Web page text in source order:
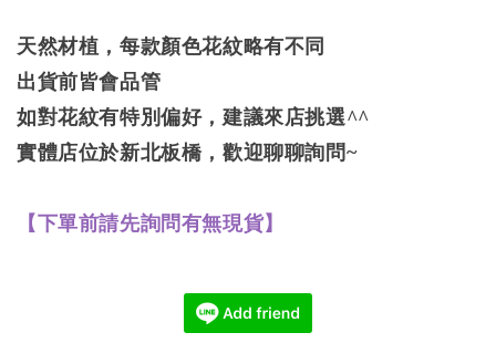
天然材植，每款顏色花紋略有不同
出貨前皆會品管
如對花紋有特別偏好，建議來店挑選^^
實體店位於新北板橋，歡迎聊聊詢問~
【下單前請先詢問有無現貨】